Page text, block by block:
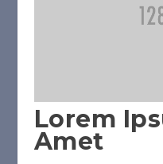
Lorem
Amet